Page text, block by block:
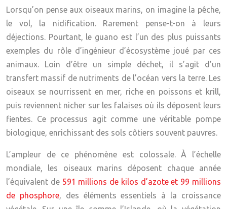
Lorsqu’on pense aux oiseaux marins, on imagine la pêche,
le vol, la nidification. Rarement pense-t-on à leurs
déjections. Pourtant, le guano est l’un des plus puissants
exemples du rôle d’ingénieur d’écosystème joué par ces
animaux. Loin d’être un simple déchet, il s’agit d’un
transfert massif de nutriments de l’océan vers la terre. Les
oiseaux se nourrissent en mer, riche en poissons et krill,
puis reviennent nicher sur les falaises où ils déposent leurs
fientes. Ce processus agit comme une véritable pompe
biologique, enrichissant des sols côtiers souvent pauvres.
L’ampleur de ce phénomène est colossale. À l’échelle
mondiale, les oiseaux marins déposent chaque année
l’équivalent de 591 millions de kilos d’azote et 99 millions
de phosphore, des éléments essentiels à la croissance